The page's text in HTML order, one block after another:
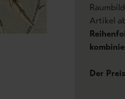
Artikel
Der